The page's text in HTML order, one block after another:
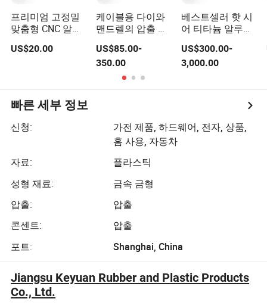
프리미엄 고정밀
맞춤형 CNC 알루
업 프로파일 제조
US$20.00
케이블용 다이와
맨드렐의 압출 도
US$85.00-
350.00
베스트셀러 핫 시
어 티타늄 알루미
미늄 프로파일 압
출 기계
US$300.00-
3,000.00
빠른 세부 정보
신청:
가전​​ 제품, 하드웨어, 전자, 상품,
홈 사용, 자동차
자료:
플라스틱
성형 재료:
금속 금형
압출:
압출
콘센트:
압출
포트:
Shanghai, China
Jiangsu Keyuan Rubber and Plastic Products
Co., Ltd.